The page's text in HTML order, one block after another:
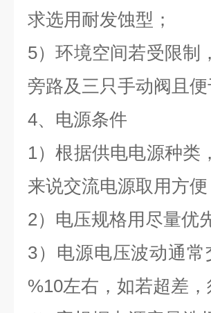
求选用耐发蚀型；
5）环境空间若受限制
旁路及三只手动阀且
4、电源条件
1）根据供电电源种类
来说交流电源取用方便
2）电压规格用尽量优
3）电源电压波动通
%10左右，如若超差